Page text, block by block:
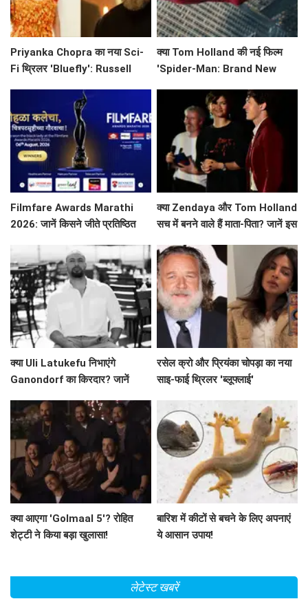
Priyanka Chopra का नया Sci-
Fi थ्रिलर 'Bluefly': Russell
क्या Tom Holland की नई फिल्म
'Spider-Man: Brand New
रही है रिकॉर्ड?
Filmfare Awards Marathi
2026: जानें किसने जीते प्रतिष्ठित
क्या Zendaya और Tom Holland
सच में बनने वाले हैं माता-पिता? जानें इस
क्या Uli Latukefu निभाएंगे
Ganondorf का किरदार? जानें
रसेल क्रो और प्रियंका चोपड़ा का नया
साइ-फाई थ्रिलर 'ब्लूफ्लाई'
क्या आएगा 'Golmaal 5'? रोहित
शेट्टी ने किया बड़ा खुलासा!
बारिश में कीटों से बचने के लिए अपनाएं
ये आसान उपाय!
लेटेस्ट खबरें